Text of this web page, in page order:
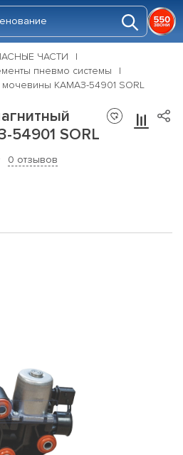
ЧАСТИ
пневмо системы
мочевины КАМАЗ-54901 SORL
SORL
0 отзывов